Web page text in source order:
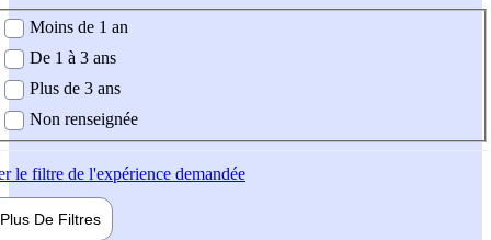
demandée
Moins de 1 an
De 1 à 3 ans
Plus de 3 ans
Non renseignée
le filtre de l'expérience demandée
Plus De Filtres